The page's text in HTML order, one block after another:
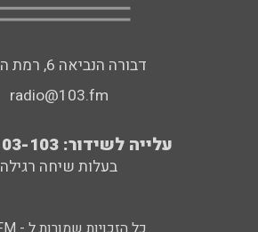
דבורה הנביאה 6, רמת השרון
radio@103.fm
עלייה לשידור: 0552-103-103
בעלות שיחה רגילה